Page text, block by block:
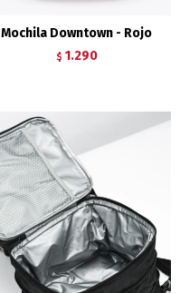
Mochila Downtown - Rojo
$ 1.290